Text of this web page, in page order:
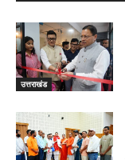
उत्तराखंड